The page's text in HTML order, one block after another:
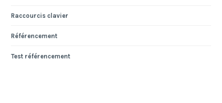
Raccourcis clavier
Référencement
Test référencement